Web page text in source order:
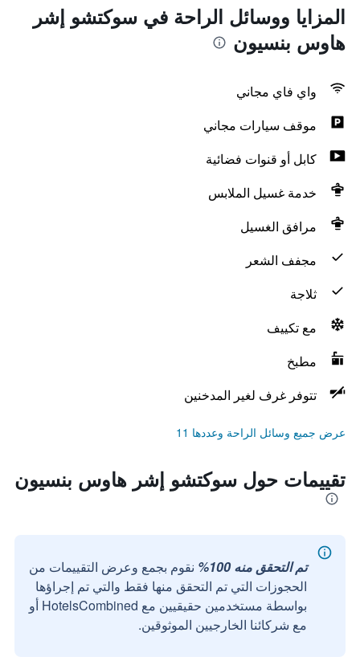
المزايا ووسائل الراحة في سوكتشو إشر
هاوس بنسيون
واي فاي مجاني
موقف سيارات مجاني
كابل أو قنوات فضائية
خدمة غسيل الملابس
مرافق الغسيل
مجفف الشعر
ثلاجة
مع تكييف
مطبخ
تتوفر غرف لغير المدخنين
عرض جميع وسائل الراحة وعددها 11
تقييمات حول سوكتشو إشر هاوس بنسيون
تم التحقق منه 100%
نقوم بجمع وعرض التقييمات من
الحجوزات التي تم التحقق منها فقط والتي تم إجراؤها
بواسطة مستخدمين حقيقيين مع HotelsCombined أو
مع شركائنا الخارجيين الموثوقين.